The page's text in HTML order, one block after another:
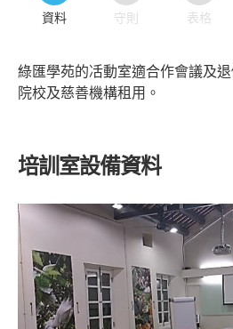
資料 守則 表格
綠匯學苑的㓉動室適合作會議及
院校及慈善機構租用。
培訓室設備資料